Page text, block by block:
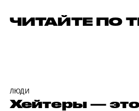
ЧИТАЙТЕ ПО
ЛЮДИ
Хейтеры — это